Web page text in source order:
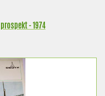
- 1974